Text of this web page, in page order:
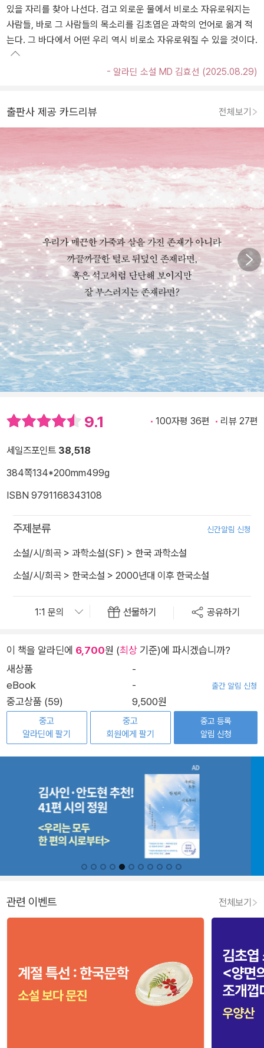
있을 자리를 찾아 나선다. 검고 외로운 물에서 비로소 자유로워지는
사람들, 바로 그 사람들의 목소리를 김초엽은 과학의 언어로 옮겨 적
는다. 그 바다에서 어떤 우리 역시 비로소 자유로워질 수 있을 것이다.
- 알라딘 소설 MD 김효선 (2025.08.29)
출판사 제공 카드리뷰 전체보기
9.1 100자평 36편 리뷰 27편
세일즈포인트 38,518
384쪽134*200mm499g
ISBN 9791168343108
주제분류 신간알림 신청
소설/시/희곡 > 과학소설(SF) > 한국 과학소설
소설/시/희곡 > 한국소설 > 2000년대 이후 한국소설
선물하기 공유하기
이 책을 알라딘에 6,700원 (최상 기준)에 파시겠습니까?
새상품
-
eBook
- 출간 알림 신청
중고상품 (59) 9,500원
중고
알라딘에 팔기
중고
회원에게 팔기
중고 등록
알림 신청
관련 이벤트 전체보기